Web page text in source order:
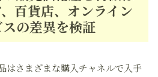
百貨店、オンライン
の差異を検証
はさまざまな購入チャネルで入手